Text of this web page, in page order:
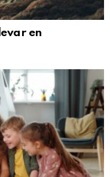
en